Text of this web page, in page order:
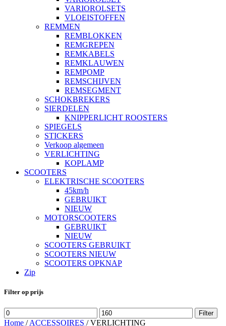
VARIOROLSETS
VLOEISTOFFEN
REMMEN
REMBLOKKEN
REMGREPEN
REMKABELS
REMKLAUWEN
REMPOMP
REMSCHIJVEN
REMSEGMENT
SCHOKBREKERS
SIERDELEN
KNIPPERLICHT ROOSTERS
SPIEGELS
STICKERS
Verkoop algemeen
VERLICHTING
KOPLAMP
SCOOTERS
ELEKTRISCHE SCOOTERS
45km/h
GEBRUIKT
NIEUW
MOTORSCOOTERS
GEBRUIKT
NIEUW
SCOOTERS GEBRUIKT
SCOOTERS NIEUW
SCOOTERS OPKNAP
Zip
Filter op prijs
Min.
prijs
Max.
prijs
Filter
Home / ACCESSOIRES / VERLICHTING